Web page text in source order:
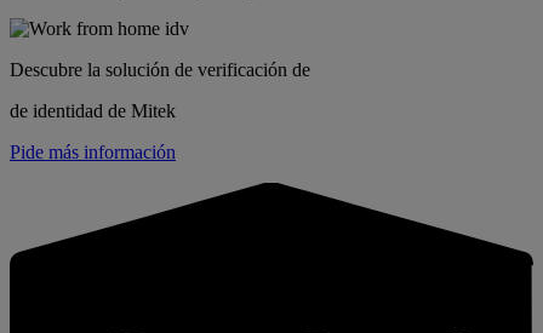
Descubre la solución de verificación de
de identidad de Mitek
Pide más información